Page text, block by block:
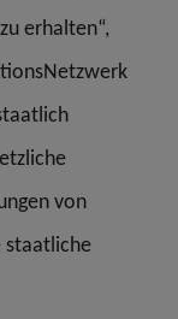
erhalten“,
von
staatliche